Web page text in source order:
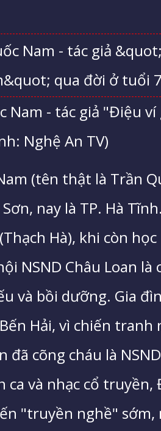
Nam - tác giả "Điệu
Nghệ An TV)
(tên thật là Trần
nay là TP. Hà
Hà), khi còn
NSND Châu Loan
và bồi dưỡng. Gia
Hải, vì chiến
đã cõng cháu là
ca và nhạc cổ
"truyền nghề"